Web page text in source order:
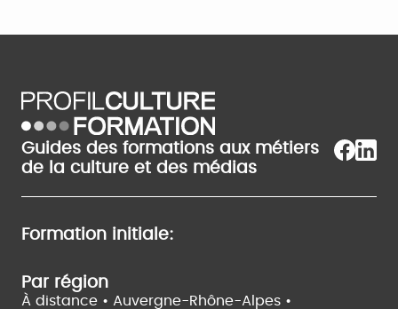
Guides des formations aux métiers
de la culture et des médias
Formation initiale:
Par région
À distance • Auvergne-Rhône-Alpes •